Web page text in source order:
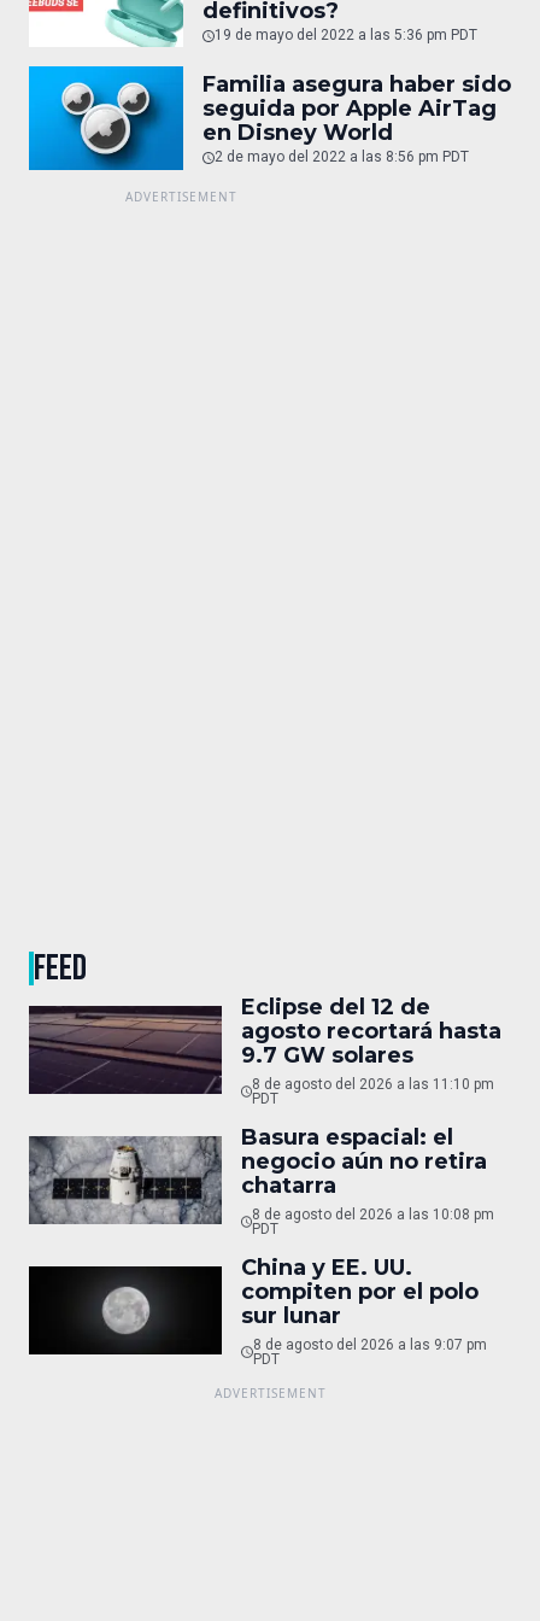
definitivos?
19 de mayo del 2022 a las 5:36 pm PDT
Familia asegura haber sido
seguida por Apple AirTag
en Disney World
2 de mayo del 2022 a las 8:56 pm PDT
FEED
Eclipse del 12 de
agosto recortará hasta
9.7 GW solares
8 de agosto del 2026 a las 11:10 pm
PDT
Basura espacial: el
negocio aún no retira
chatarra
8 de agosto del 2026 a las 10:08 pm
PDT
China y EE. UU.
compiten por el polo
sur lunar
8 de agosto del 2026 a las 9:07 pm
PDT